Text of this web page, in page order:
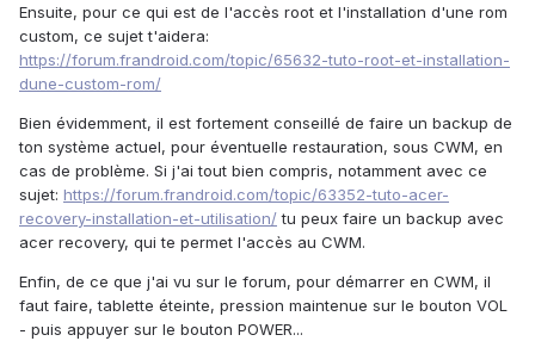
Ensuite, pour ce qui est de l'accès root et l'installation d'une rom
custom, ce sujet t'aidera:
https://forum.frandroid.com/topic/65632-tuto-root-et-installation-
dune-custom-rom/
Bien évidemment, il est fortement conseillé de faire un backup de
ton système actuel, pour éventuelle restauration, sous CWM, en
cas de problème. Si j'ai tout bien compris, notamment avec ce
sujet: https://forum.frandroid.com/topic/63352-tuto-acer-
recovery-installation-et-utilisation/tu peux faire un backup avec
acer recovery, qui te permet l'accès au CWM.
Enfin, de ce que j'ai vu sur le forum, pour démarrer en CWM, il
faut faire, tablette éteinte, pression maintenue sur le bouton VOL
- puis appuyer sur le bouton POWER...